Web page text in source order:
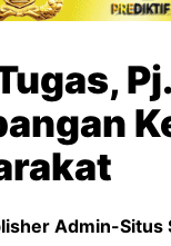
Admin-Situs